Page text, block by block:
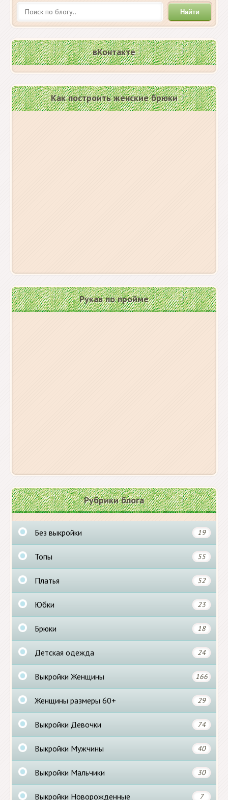
Найти
вКонтакте
Как построить женские брюки
Рукав по пройме
Рубрики блога
Без выкройки 19
Топы 55
Платья 52
Юбки 23
Брюки 18
Детская одежда 24
Выкройки Женщины 166
Женщины размеры 60+ 29
Выкройки Девочки 74
Выкройки Мужчины 40
Выкройки Мальчики 30
Выкройки Новорожденные 7